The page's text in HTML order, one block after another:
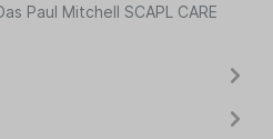
Paul Mitchell SCAPL CARE